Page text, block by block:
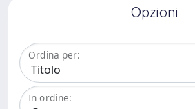
Opzioni
Ordina per:
In ordine: